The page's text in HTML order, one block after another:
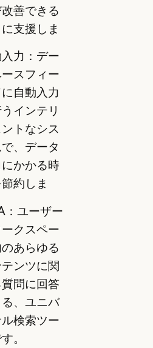
善できる
支援しま
力：デー
スフィー
自動入力
インテリ
トなシス
、データ
にかかる時
約しま
：ユーザー
クスペー
あらゆる
テンツに関
問に回答
、ユニバ
検索ツー
。